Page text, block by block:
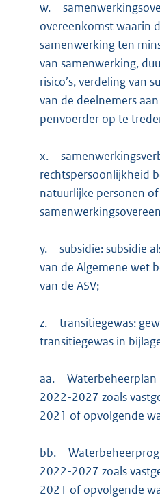
w.
overeenkomst waarin
samenwerking ten
van samenwerking,
risico’s, verdeling van
van de deelnemers
penvoerder op te
x.
rechtspersoonlijkheid
natuurlijke personen
y.
subsidie: subsidie
van de Algemene wet
van de ASV;
z.
transitiegewas:
transitiegewas in
aa.
2022-2027 zoals
2021 of opvolgende
bb.
2022-2027 zoals
2021 of opvolgende